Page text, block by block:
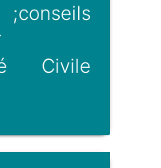
;conseils
Civile